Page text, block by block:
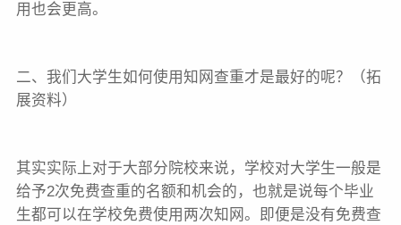
用也会更高。
二、我们大学生如何使用知网查重才是最好的呢？（拓
展资料）
其实实际上对于大部分院校来说，学校对大学生一般是
给予2次免费查重的名额和机会的，也就是说每个毕业
生都可以在学校免费使用两次知网。即便是没有免费查